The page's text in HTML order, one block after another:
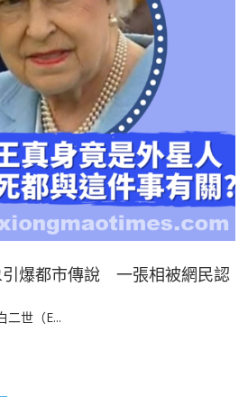
引爆都市傳說 一張相被網民認
二世（E...